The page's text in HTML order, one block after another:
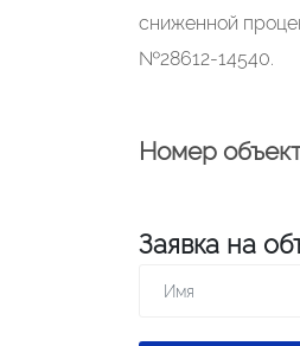
сниженной
№28612-14540.
Номер
Заявка на